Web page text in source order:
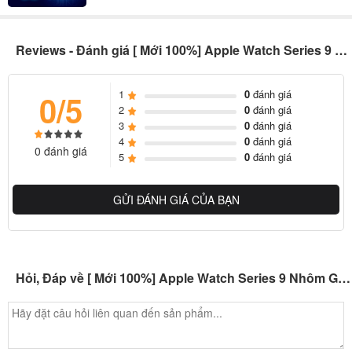
theo dõi sức khoẻ và luyện tập cá nhân khi được trang bị nhiều tính
trong máu và thậm chí là điện tâm đồ, dòng Apple Watch mới này
sẽ vẽ ra một bức tranh toàn cảnh về tình trạng sức khoẻ. Dựa vào
đó, bạn có thể nắm được tổng quan về cơ thể của mình và điều
chỉnh lại thói quen sống của mình sao cho lành mạnh nhất.
Reviews - Đánh giá [ Mới 100%] Apple Watch Series 9 Nhôm GPS
0/5
0 đánh giá
1 0đánh giá
2
0đánh giá
3
0đánh giá
4
0đánh giá
5
0đánh giá
GỬI ĐÁNH GIÁ CỦA BẠN
Hỏi, Đáp về [ Mới 100%] Apple Watch Series 9 Nhôm GPS